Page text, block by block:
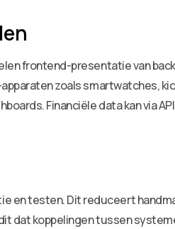
frontend-presentatie van
zoals smartwatches,
Financiële data kan via
en testen. Dit reduceert
dat koppelingen tussen